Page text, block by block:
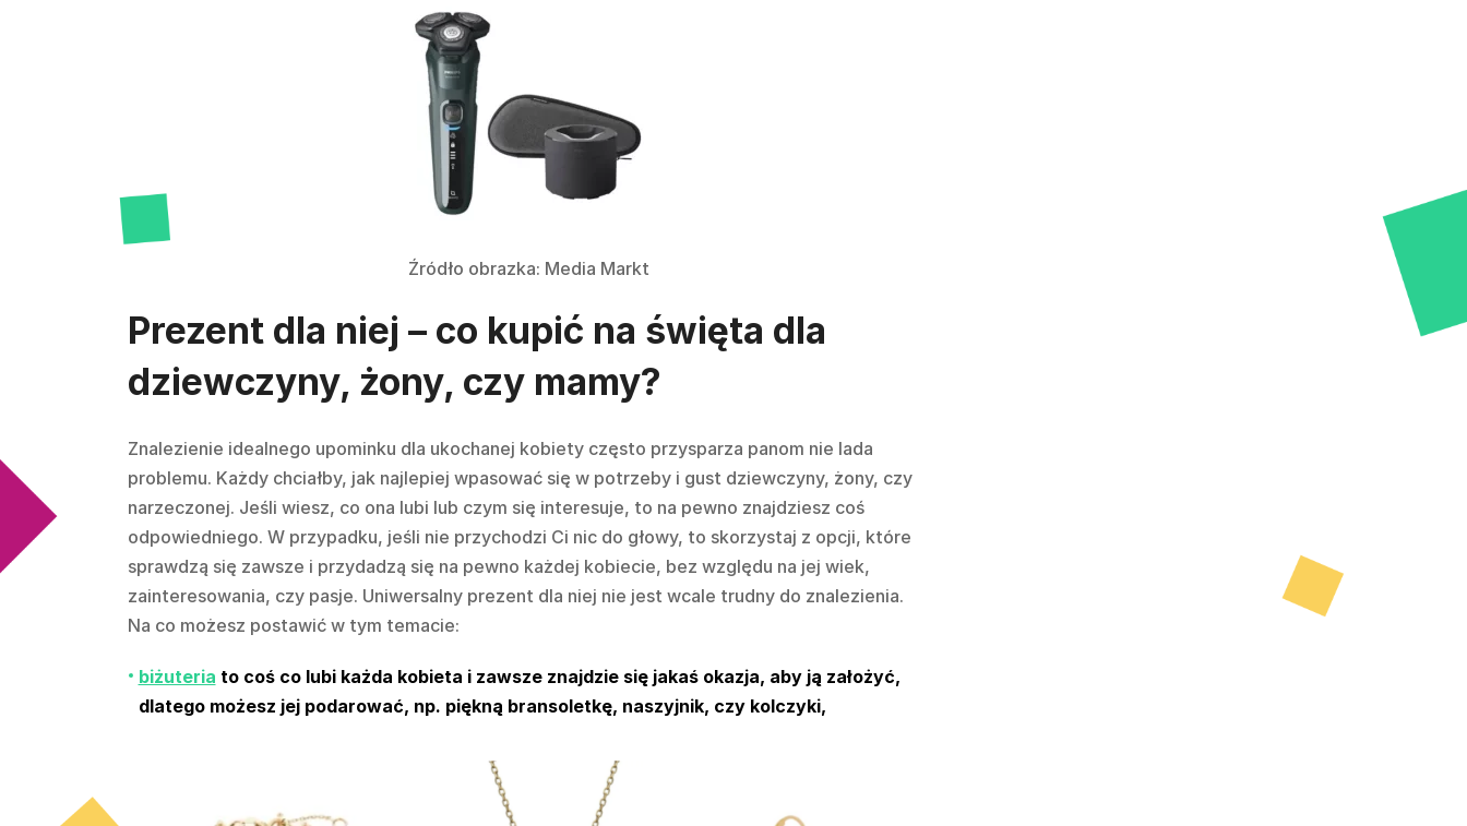
Źródło obrazka: Media Markt
Prezent dla niej – co kupić na święta dla
dziewczyny, żony, czy mamy?
Znalezienie idealnego upominku dla ukochanej kobiety często przysparza panom nie lada
problemu. Każdy chciałby, jak najlepiej wpasować się w potrzeby i gust dziewczyny, żony, czy
narzeczonej. Jeśli wiesz, co ona lubi lub czym się interesuje, to na pewno znajdziesz coś
odpowiedniego. W przypadku, jeśli nie przychodzi Ci nic do głowy, to skorzystaj z opcji, które
sprawdzą się zawsze i przydadzą się na pewno każdej kobiecie, bez względu na jej wiek,
zainteresowania, czy pasje. Uniwersalny prezent dla niej nie jest wcale trudny do znalezienia.
Na co możesz postawić w tym temacie:
biżuteria to coś co lubi każda kobieta i zawsze znajdzie się jakaś okazja, aby ją założyć,
dlatego możesz jej podarować, np. piękną bransoletkę, naszyjnik, czy kolczyki,